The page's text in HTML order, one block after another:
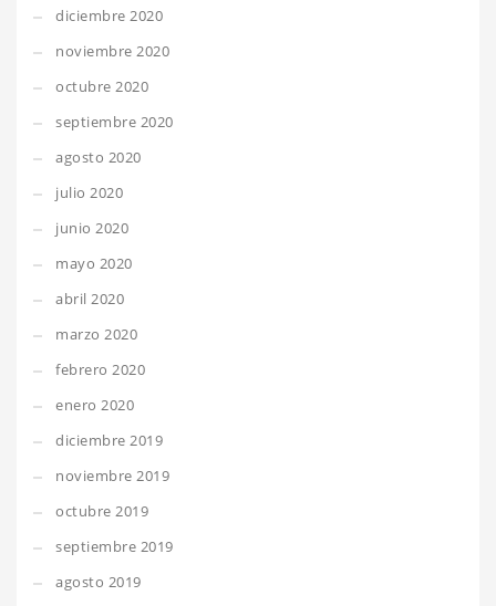
diciembre 2020
noviembre 2020
octubre 2020
septiembre 2020
agosto 2020
julio 2020
junio 2020
mayo 2020
abril 2020
marzo 2020
febrero 2020
enero 2020
diciembre 2019
noviembre 2019
octubre 2019
septiembre 2019
agosto 2019